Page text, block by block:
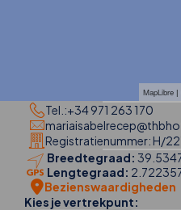
MapLibre |
Tel.:+34 971 263 170
Registratienummer: H/
Breedtegraad:
Lengtegraad:
Bezienswaardigheden
Kies je vertrekpunt: